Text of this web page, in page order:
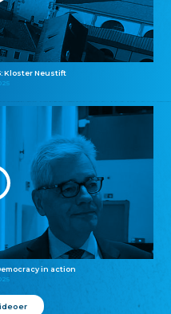
Kloster Neustift
in action